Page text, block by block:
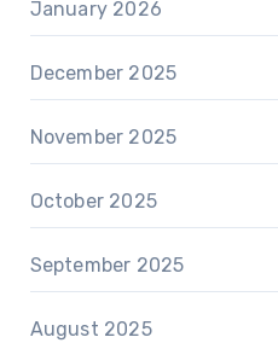
January 2026
December 2025
November 2025
October 2025
September 2025
August 2025